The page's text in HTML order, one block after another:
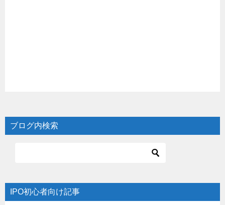
ブログ内検索
IPO初心者向け記事